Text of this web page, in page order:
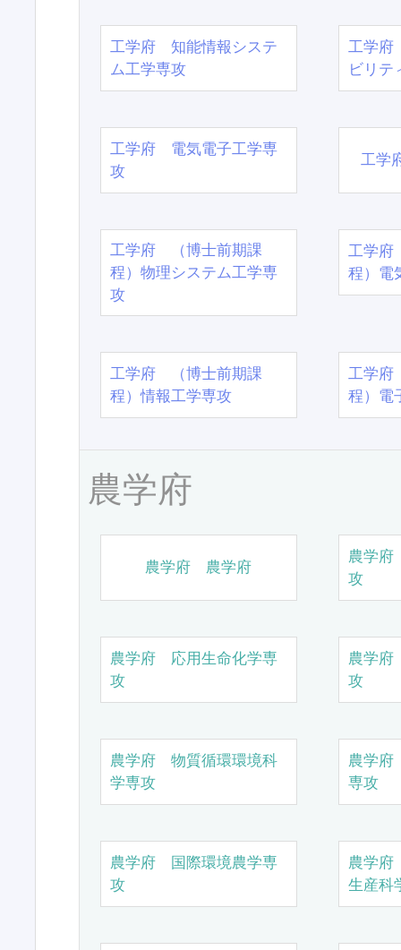
工学府 知能情報システ
ム工学専攻
工学府
ビリテ
工学府 電気電子工学専
攻
工学
工学府 （博士前期課
程）物理システム工学専
攻
工学
程）電
工学府 （博士前期課
程）情報工学専攻
工学
程）電
農学府
農学府 農学府
農学
攻
農学府 応用生命化学専
攻
農学
攻
農学府 物質循環環境科
学専攻
農学
専攻
農学府 国際環境農学専
攻
農学
生産科